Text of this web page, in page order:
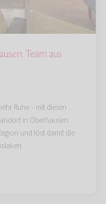
Team aus
Ruhe – mit diesen
in Oberhausen
und löst damit die